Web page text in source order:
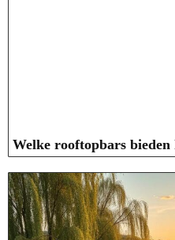
Welke rooftopbars